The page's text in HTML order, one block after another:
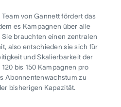
von Gannett fördert das
es Kampagnen über alle
brauchten einen zentralen
also entschieden sie sich für
und Skalierbarkeit der
bis 150 Kampagnen pro
Abonnentenwachstum zu
bisherigen Kapazität.